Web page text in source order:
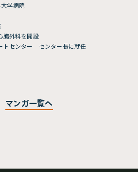
：Dr.南淵明宏】外科
第60話
話
学病院
外科を開設
センター センター長に就任
マンガ一覧へ